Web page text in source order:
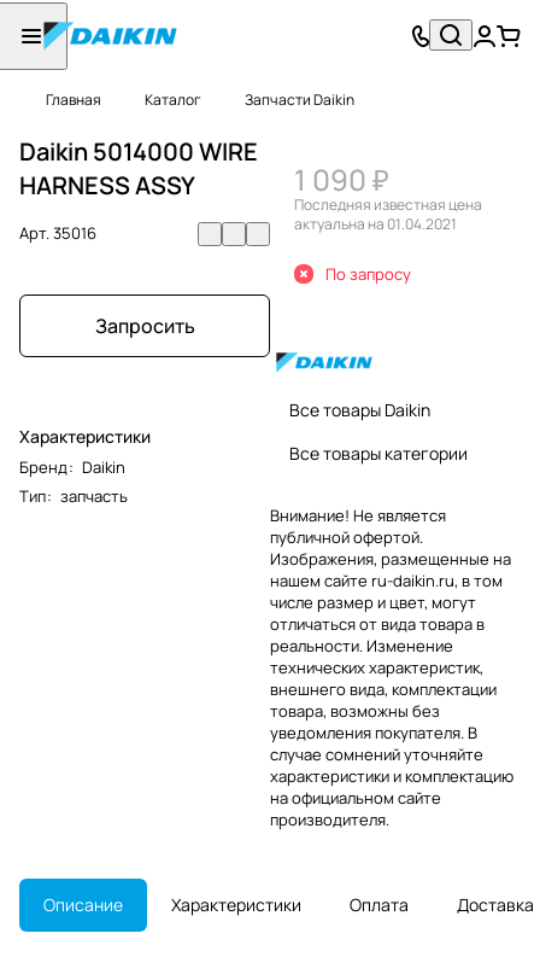
Главная Каталог Запчасти Daikin
Daikin 5014000 WIRE
HARNESS ASSY
Арт.35016
Запросить
Характеристики
Бренд: Daikin
Тип: запчасть
1 090 ₽
Последняя известная цена
актуальна на 01.04.2021
По запросу
Все товары Daikin
Все товары категории
Внимание! Не является
публичной офертой.
Изображения, размещенные на
нашем сайте ru-daikin.ru, в том
числе размер и цвет, могут
отличаться от вида товара в
реальности. Изменение
технических характеристик,
внешнего вида, комплектации
товара, возможны без
уведомления покупателя. В
случае сомнений уточняйте
характеристики и комплектацию
на официальном сайте
производителя.
Описание Характеристики Оплата Доставка